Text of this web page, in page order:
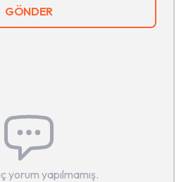
GÖNDER
yorum yapılmamış.